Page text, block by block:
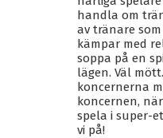
handla om
av tränare som
kämpar med
soppa på en
lägen. Väl
koncernerna
koncernen,
spela i super-
vi på!